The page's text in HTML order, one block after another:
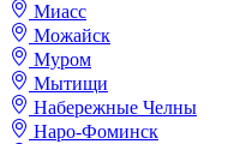
Миасс
Можайск
Муром
Мытищи
Набережные Челны
Наро-Фоминск